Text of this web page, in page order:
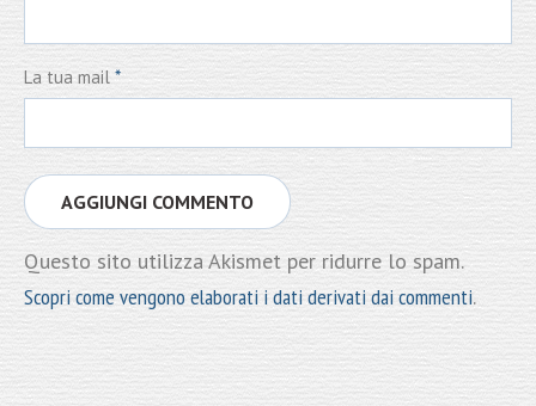
La tua mail *
Questo sito utilizza Akismet per ridurre lo spam.
Scopri come vengono elaborati i dati derivati dai commenti.